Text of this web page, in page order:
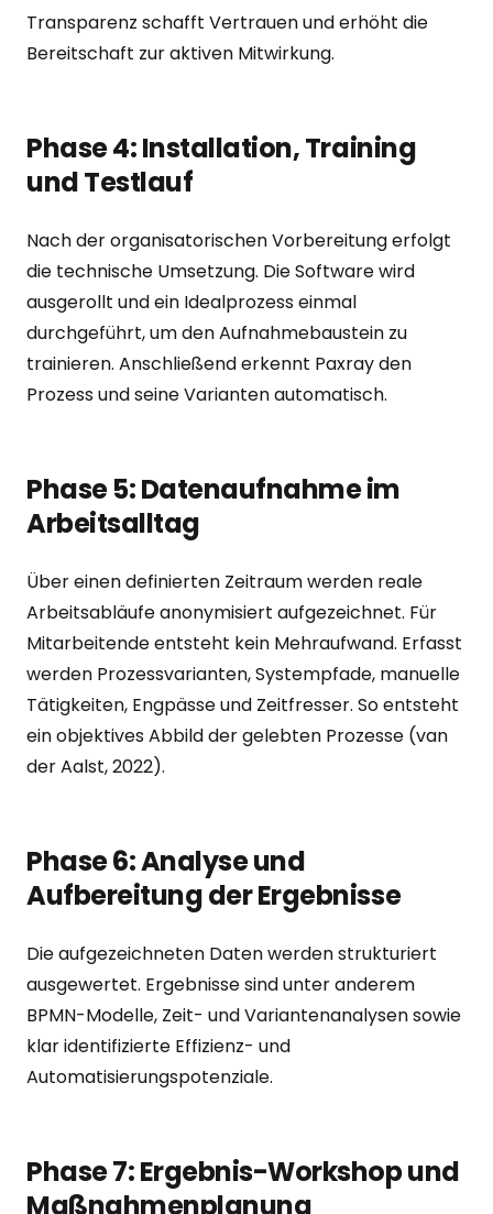
Transparenz schafft Vertrauen und erhöht die
Bereitschaft zur aktiven Mitwirkung.
Phase 4: Installation, Training
und Testlauf
Nach der organisatorischen Vorbereitung erfolgt
die technische Umsetzung. Die Software wird
ausgerollt und ein Idealprozess einmal
durchgeführt, um den Aufnahmebaustein zu
trainieren. Anschließend erkennt Paxray den
Prozess und seine Varianten automatisch.
Phase 5: Datenaufnahme im
Arbeitsalltag
Über einen definierten Zeitraum werden reale
Arbeitsabläufe anonymisiert aufgezeichnet. Für
Mitarbeitende entsteht kein Mehraufwand. Erfasst
werden Prozessvarianten, Systempfade, manuelle
Tätigkeiten, Engpässe und Zeitfresser. So entsteht
ein objektives Abbild der gelebten Prozesse (van
der Aalst, 2022).
Phase 6: Analyse und
Aufbereitung der Ergebnisse
Die aufgezeichneten Daten werden strukturiert
ausgewertet. Ergebnisse sind unter anderem
BPMN-Modelle, Zeit- und Variantenanalysen sowie
klar identifizierte Effizienz- und
Automatisierungspotenziale.
Phase 7: Ergebnis-Workshop und
Maßnahmenplanung